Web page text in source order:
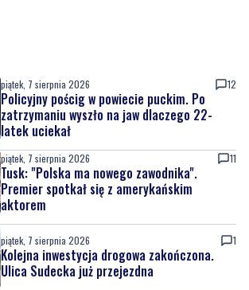
piątek, 7 sierpnia 2026 12
Policyjny pościg w powiecie puckim. Po
zatrzymaniu wyszło na jaw dlaczego 22-
latek uciekał
piątek, 7 sierpnia 2026 11
Tusk: "Polska ma nowego zawodnika".
Premier spotkał się z amerykańskim
aktorem
piątek, 7 sierpnia 2026 1
Kolejna inwestycja drogowa zakończona.
Ulica Sudecka już przejezdna